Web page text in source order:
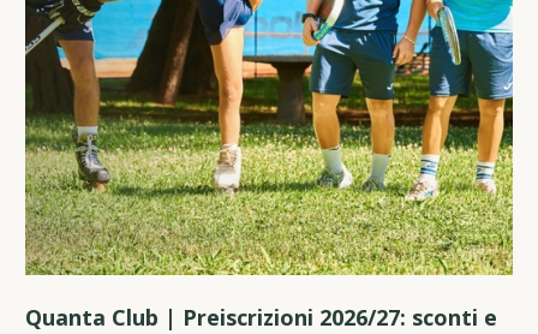
Quanta Club | Preiscrizioni 2026/27: sconti e